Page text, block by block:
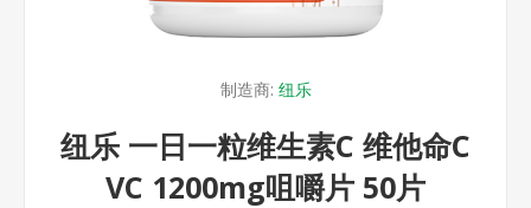
制造商: 纽乐
纽乐 一日一粒维生素C 维他命C
VC 1200mg咀嚼片 50片